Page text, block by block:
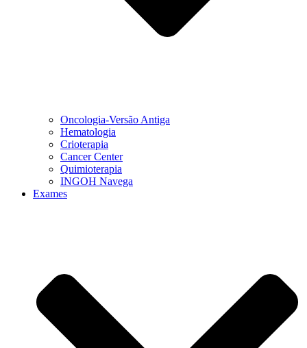
Oncologia-Versão Antiga
Hematologia
Crioterapia
Cancer Center
Quimioterapia
INGOH Navega
Exames